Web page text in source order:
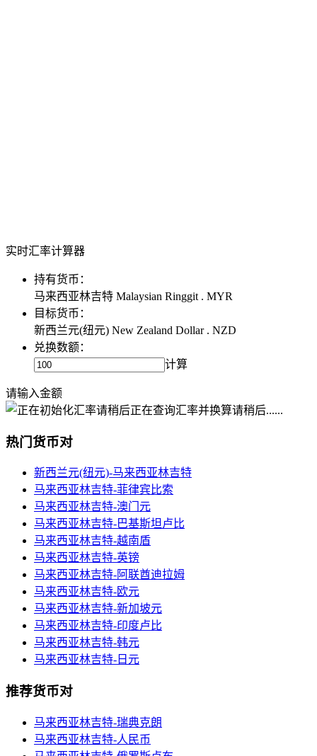
实时汇率计算器
持有货币：
马来西亚林吉特 Malaysian Ringgit . MYR
目标货币：
新西兰元(纽元) New Zealand Dollar . NZD
兑换数额：
计算
请输入金额
正在查询汇率并换算请稍后......
热门货币对
新西兰元(纽元)-马来西亚林吉特
马来西亚林吉特-菲律宾比索
马来西亚林吉特-澳门元
马来西亚林吉特-巴基斯坦卢比
马来西亚林吉特-越南盾
马来西亚林吉特-英镑
马来西亚林吉特-阿联酋迪拉姆
马来西亚林吉特-欧元
马来西亚林吉特-新加坡元
马来西亚林吉特-印度卢比
马来西亚林吉特-韩元
马来西亚林吉特-日元
推荐货币对
马来西亚林吉特-瑞典克朗
马来西亚林吉特-人民币